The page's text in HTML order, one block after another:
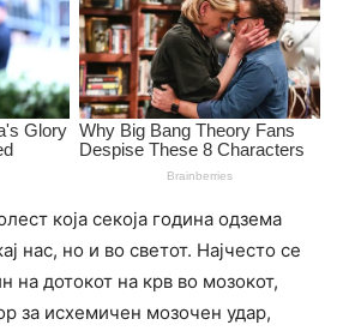
која секоја година одзема
нас, но и во светот. Најчесто се
на дотокот на крв во мозокот,
за исхемичен мозочен удар,